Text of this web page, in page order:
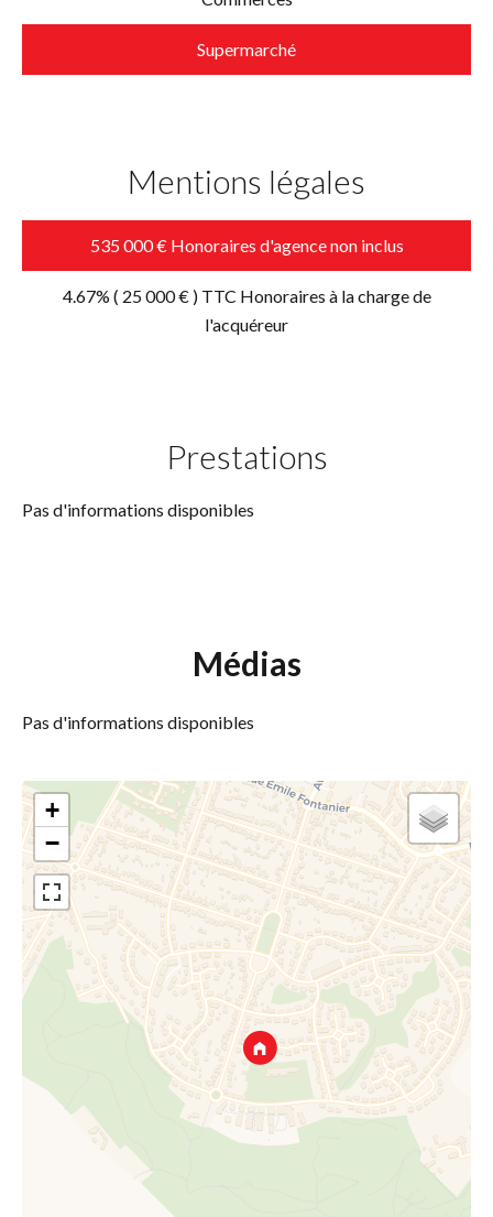
Supermarché
Mentions légales
535 000 € Honoraires d'agence non inclus
4.67% ( 25 000 € ) TTC Honoraires à la charge de
l'acquéreur
Prestations
Pas d'informations disponibles
Médias
Pas d'informations disponibles
+
−